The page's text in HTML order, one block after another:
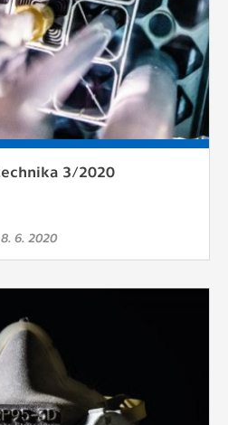
3/2020
6. 2020